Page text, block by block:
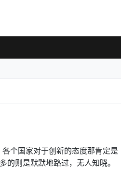
个国家对于创新的态度那肯定是
则是默默地路过，无人知晓。